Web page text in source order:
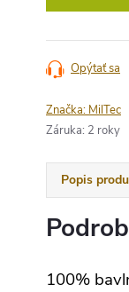
Opýtať sa
Značka: MilTec
Záruka: 2 roky
Popis
100%